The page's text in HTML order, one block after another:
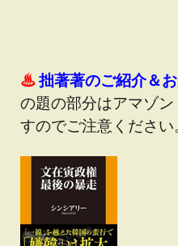
♨拙著著のご紹介＆
の題の部分はアマゾ
すのでご注意ください